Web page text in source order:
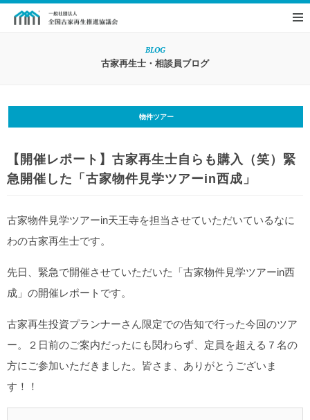
BLOG
古家再生士・相談員ブログ
物件ツアー
【開催レポート】古家再生士自らも購入（笑）緊
急開催した「古家物件見学ツアーin西成」
古家物件見学ツアーin天王寺を担当させていただいているなに
わの古家再生士です。
先日、緊急で開催させていただいた「古家物件見学ツアーin西
成」の開催レポートです。
古家再生投資プランナーさん限定での告知で行った今回のツア
ー。２日前のご案内だったにも関わらず、定員を超える７名の
方にご参加いただきました。皆さま、ありがとうございま
す！！